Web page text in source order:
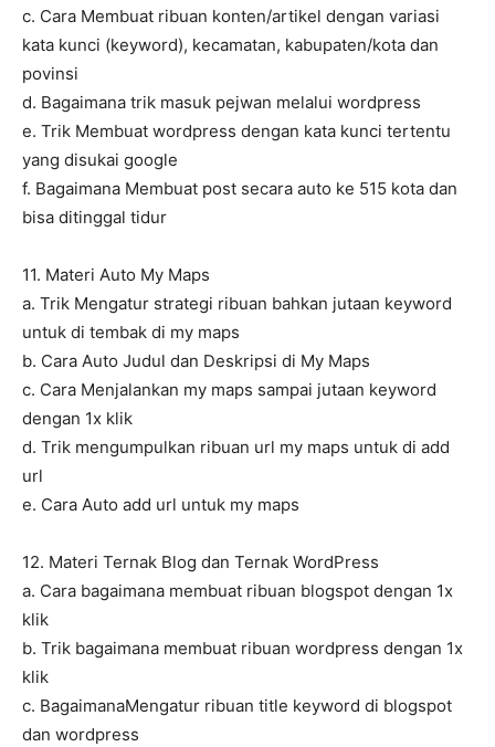
c. Cara Membuat ribuan konten/artikel dengan variasi
kata kunci (keyword), kecamatan, kabupaten/kota dan
povinsi
d. Bagaimana trik masuk pejwan melalui wordpress
e. Trik Membuat wordpress dengan kata kunci tertentu
yang disukai google
f. Bagaimana Membuat post secara auto ke 515 kota dan
bisa ditinggal tidur
11. Materi Auto My Maps
a. Trik Mengatur strategi ribuan bahkan jutaan keyword
untuk di tembak di my maps
b. Cara Auto Judul dan Deskripsi di My Maps
c. Cara Menjalankan my maps sampai jutaan keyword
dengan 1x klik
d. Trik mengumpulkan ribuan url my maps untuk di add
url
e. Cara Auto add url untuk my maps
12. Materi Ternak Blog dan Ternak WordPress
a. Cara bagaimana membuat ribuan blogspot dengan 1x
klik
b. Trik bagaimana membuat ribuan wordpress dengan 1x
klik
c. BagaimanaMengatur ribuan title keyword di blogspot
dan wordpress